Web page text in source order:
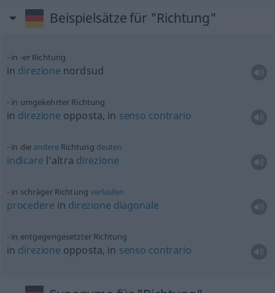
Beispielsätze für "Richtung"
in -er Richtung
in direzione nordsud
in umgekehrter Richtung
in direzione opposta, in senso contrario
in die andereRichtung deuten
indicare l’altra direzione
in schräger Richtungverlaufen
procedere in direzione diagonale
in entgegengesetzter Richtung
in direzione opposta, in senso contrario